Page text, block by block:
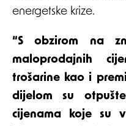
energetske krize.
“S obzirom na
maloprodajnih
trošarine kao i
dijelom su
cijenama koje su